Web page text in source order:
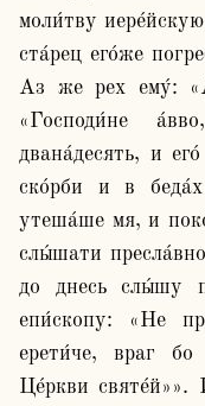
моли́тву
ста́рец его́же
Аз же рех ему́:
«Господи́не
двана́десять, и
ско́рби и в
утеша́ше мя, и
слы́шати
до днесь слы́шу
епи́скопу: «Не
ерети́че, враг бо
Це́ркви святе́й»».